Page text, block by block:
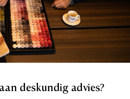
aan deskundig advies?